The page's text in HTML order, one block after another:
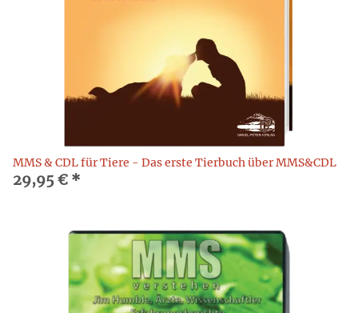
MMS & CDL für Tiere - Das erste Tierbuch über MMS&CDL
29,95 € *